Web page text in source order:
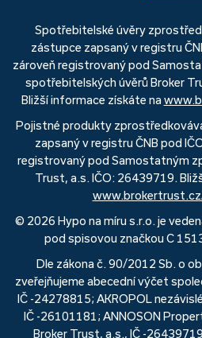
Spotřebitelské úvěry
zástupce zapsaný v registru
zároveň registrovaný pod
spotřebitelských úvěrů Broker
Bližší informace získáte na
Pojistné produkty
zapsaný v registru ČNB pod
registrovaný pod Samostatným
Trust, a.s. IČO: 26439719.
© 2026 Hypo na míru s.r.o. je
pod spisovou značkou C
Dle zákona č. 90/2012 Sb. o
zveřejňujeme abecední výčet
IČ -24278815; AKROPOL
IČ -26101181; ANNOSON
Broker Trust, a.s., IČ -